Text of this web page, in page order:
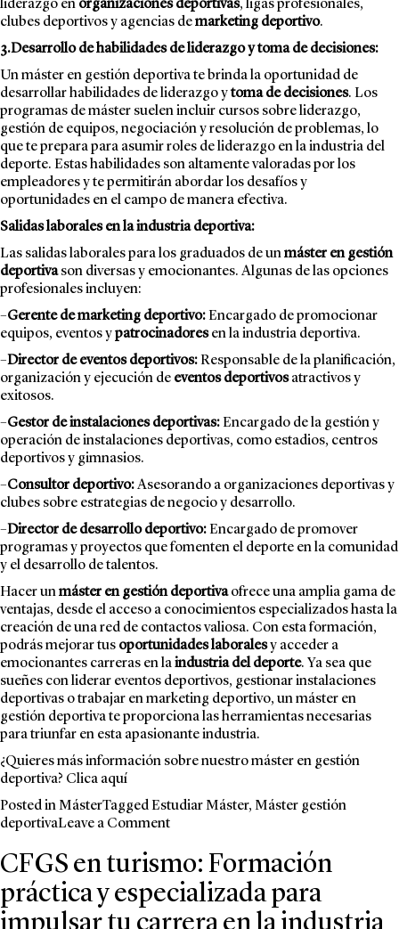
liderazgo en organizaciones deportivas, ligas profesionales,
clubes deportivos y agencias demarketing deportivo.
3.Desarrollo de habilidades de liderazgo y toma de decisiones:
Un máster en gestión deportiva te brinda la oportunidad de
desarrollar habilidades de liderazgo ytoma de decisiones. Los
programas de máster suelen incluir cursos sobre liderazgo,
gestión de equipos, negociación y resolución de problemas, lo
que te prepara para asumir roles de liderazgo en la industria del
deporte. Estas habilidades son altamente valoradas por los
empleadores y te permitirán abordar los desafíos y
oportunidades en el campo de manera efectiva.
Salidas laborales en la industria deportiva:
Las salidas laborales para los graduados de unmáster en gestión
deportivason diversas y emocionantes. Algunas de las opciones
profesionales incluyen:
–Gerente de marketing deportivo:Encargado de promocionar
equipos, eventos ypatrocinadoresen la industria deportiva.
–Director de eventos deportivos:Responsable de la planificación,
organización y ejecución de eventos deportivosatractivos y
exitosos.
–Gestor de instalaciones deportivas:Encargado de la gestión y
operación de instalaciones deportivas, como estadios, centros
deportivos y gimnasios.
–Consultor deportivo:Asesorando a organizaciones deportivas y
clubes sobre estrategias de negocio y desarrollo.
–Director de desarrollo deportivo:Encargado de promover
programas y proyectos que fomenten el deporte en la comunidad
y el desarrollo de talentos.
Hacer unmáster en gestión deportivaofrece una amplia gama de
ventajas, desde el acceso a conocimientos especializados hasta la
creación de una red de contactos valiosa. Con esta formación,
podrás mejorar tus oportunidades laboralesy acceder a
emocionantes carreras en laindustria del deporte. Ya sea que
sueñes con liderar eventos deportivos, gestionar instalaciones
deportivas o trabajar en marketing deportivo, un máster en
gestión deportiva te proporciona las herramientas necesarias
para triunfar en esta apasionante industria.
¿Quieres más información sobre nuestro máster en gestión
deportiva? Clica aquí
Posted inMásterTaggedEstudiar Máster, Máster gestión
deportivaLeave a Commenton
de
hacer
un
CFGS en turismo: Formación
práctica y especializada para
impulsar tu carrera en la industria